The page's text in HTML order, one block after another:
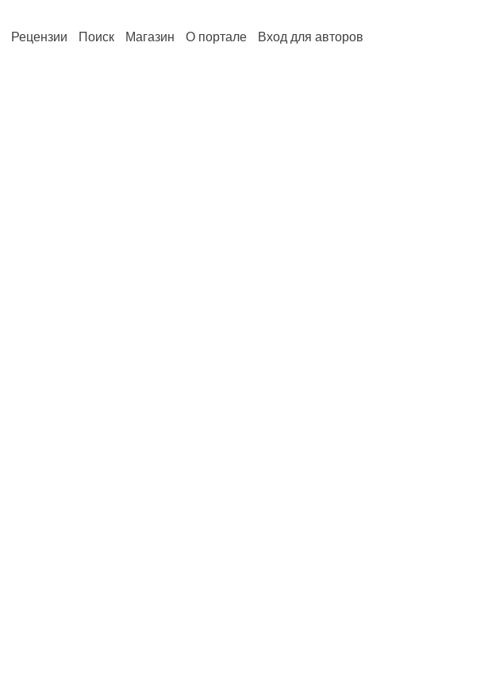
Рецензии Поиск Магазин О портале Вход для авторов